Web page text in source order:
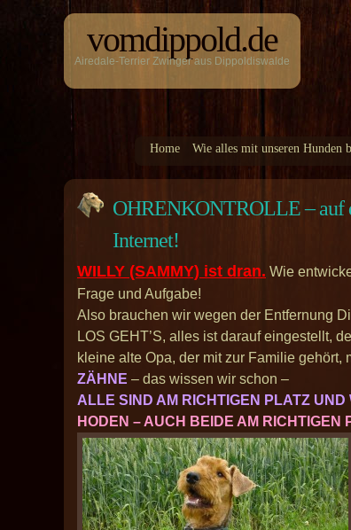
vomdippold.de
Airedale-Terrier Zwinger aus Dippoldiswalde
Home Wie alles mit unseren Hunden
OHRENKONTROLLE – auf
Internet!
WILLY (SAMMY) ist dran. Wie
Frage und Aufgabe!
Also brauchen wir wegen der Entfernung
LOS GEHT’S, alles ist darauf eingestellt,
kleine alte Opa, der mit zur Familie gehört,
ZÄHNE – das wissen wir schon –
ALLE SIND AM RICHTIGEN PLATZ
HODEN – AUCH BEIDE AM RICHTIGEN